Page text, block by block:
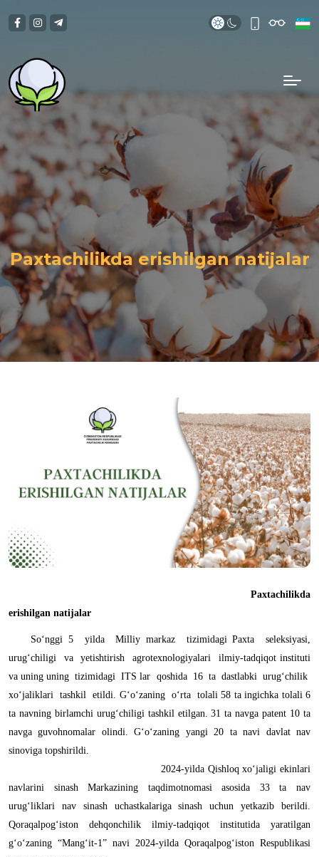
Paxtachilikda erishilgan natijalar
Paxtachilikda
erishilgan natijalar
So‘nggi 5 yilda Milliy markaz tizimidagi Paxta seleksiyasi,
urug‘chiligi va yetishtirish agrotexnologiyalari ilmiy-tadqiqot instituti
va uning uning tizimidagi ITS lar qoshida 16 ta dastlabki urug‘chilik
xo‘jaliklari tashkil etildi. G‘o‘zaning o‘rta tolali 58 ta ingichka tolali 6
ta navning birlamchi urug‘chiligi tashkil etilgan. 31 ta navga patent 10 ta
navga guvohnomalar olindi. G‘o‘zaning yangi 20 ta navi davlat nav
sinoviga topshirildi.
2024-yilda Qishloq xo‘jaligi ekinlari
navlarini sinash Markazining taqdimotnomasi asosida 33 ta nav
urug‘liklari nav sinash uchastkalariga sinash uchun yetkazib berildi.
Qoraqalpog‘iston dehqonchilik ilmiy-tadqiqot institutida yaratilgan
g‘o‘zaning “Mang‘it-1” navi 2024-yilda Qoraqalpog‘iston Respublikasi